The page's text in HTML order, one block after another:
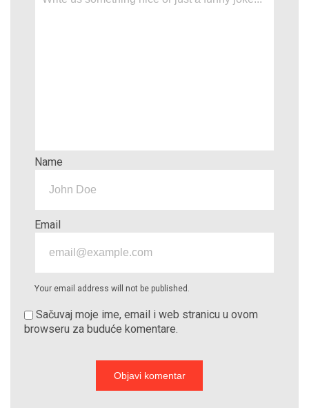
Name
Email
Your email address will not be published.
Sačuvaj moje ime, email i web stranicu u ovom
browseru za buduće komentare.